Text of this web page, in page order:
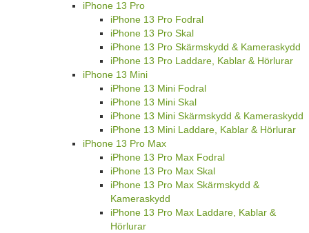
iPhone 13 Pro
iPhone 13 Pro Fodral
iPhone 13 Pro Skal
iPhone 13 Pro Skärmskydd & Kameraskydd
iPhone 13 Pro Laddare, Kablar & Hörlurar
iPhone 13 Mini
iPhone 13 Mini Fodral
iPhone 13 Mini Skal
iPhone 13 Mini Skärmskydd & Kameraskydd
iPhone 13 Mini Laddare, Kablar & Hörlurar
iPhone 13 Pro Max
iPhone 13 Pro Max Fodral
iPhone 13 Pro Max Skal
iPhone 13 Pro Max Skärmskydd &
Kameraskydd
iPhone 13 Pro Max Laddare, Kablar &
Hörlurar